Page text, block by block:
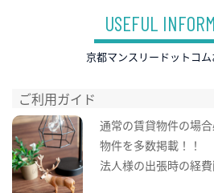
USEFUL
京都マンスリードットコ
ご利用ガイド
通常の賃貸物件の場
物件を多数掲載！！
法人様の出張時の経